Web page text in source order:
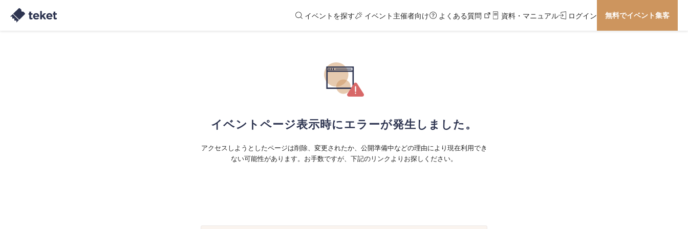
イベントを探す イベント主催者向け よくある質問 資料・マニュアル ログイン 無料でイベント集客
イベントページ表示時にエラーが発生しました。
アクセスしようとしたページは削除、変更されたか、公開準備中などの理由により現在利用でき
ない可能性があります。お手数ですが、下記のリンクよりお探しください。